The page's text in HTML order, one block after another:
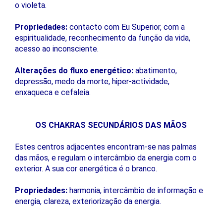
o violeta.
Propriedades: contacto com Eu Superior, com a
espiritualidade, reconhecimento da função da vida,
acesso ao inconsciente.
Alterações do fluxo energético: abatimento,
depressão, medo da morte, hiper-actividade,
enxaqueca e cefaleia.
OS CHAKRAS SECUNDÁRIOS DAS MÃOS
Estes centros adjacentes encontram-se nas palmas
das mãos, e regulam o intercâmbio da energia com o
exterior. A sua cor energética é o branco.
Propriedades: harmonia, intercâmbio de informação e
energia, clareza, exteriorização da energia.